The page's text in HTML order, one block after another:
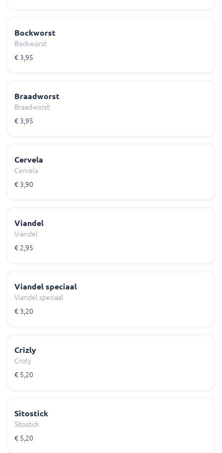
Bockworst
Bockworst
€ 3,95
Braadworst
Braadworst
€ 3,95
Cervela
Cervela
€ 3,90
Viandel
Viandel
€ 2,95
Viandel speciaal
Viandel speciaal
€ 3,20
Crizly
Crizly
€ 5,20
Sitostick
Sitostick
€ 5,20